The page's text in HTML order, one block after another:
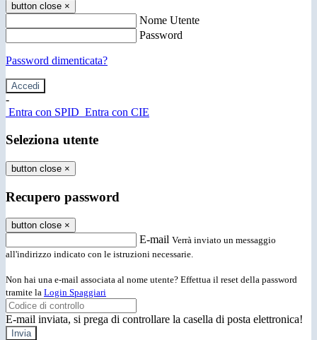
button close ×
Nome Utente
Password
Password dimenticata?
-
Entra con SPID Entra con CIE
Seleziona utente
button close ×
Recupero password
button close ×
E-mail Verrà inviato un messaggio
all'indirizzo indicato con le istruzioni necessarie.
Non hai una e-mail associata al nome utente? Effettua il reset della password
tramite la Login Spaggiari
E-mail inviata, si prega di controllare la casella di posta elettronica!